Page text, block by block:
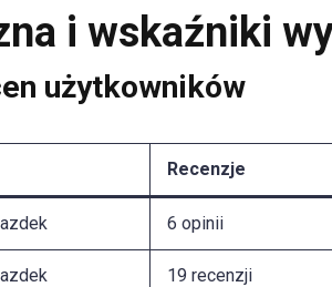
i wskaźniki
użytkowników
Recenzje
6 opinii
19 recenzji